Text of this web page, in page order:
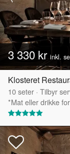
3 330 kr inkl.
Klosteret
10seter · Tilbyr
*Mat eller drikke